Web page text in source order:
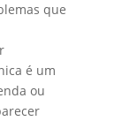
que
é um
ou